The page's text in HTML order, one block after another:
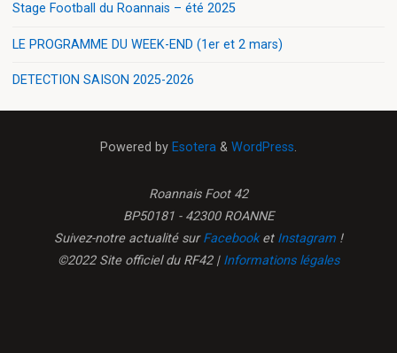
Stage Football du Roannais – été 2025
LE PROGRAMME DU WEEK-END (1er et 2 mars)
DETECTION SAISON 2025-2026
Powered by Esotera & WordPress.
Roannais Foot 42
BP50181 - 42300 ROANNE
Suivez-notre actualité surFacebooket Instagram !
©2022 Site officiel du RF42 | Informations légales